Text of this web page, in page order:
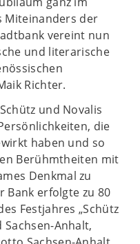
Miteinanders der
vereint nun
und literarische
Richter.
und Novalis
die
haben und so
Berühmtheiten mit
Denkmal zu
Bank erfolgte zu 80
Festjahres „Schütz
Sachsen-Anhalt,